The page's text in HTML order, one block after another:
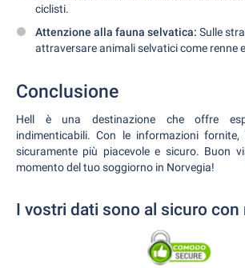
ciclisti.
Attenzione alla fauna selvatica: Sulle
attraversare animali selvatici come renne
Conclusione
Hell è una destinazione che offre
indimenticabili. Con le informazioni
sicuramente più piacevole e sicuro. Buon
momento del tuo soggiorno in Norvegia!
I vostri dati sono al sicuro con